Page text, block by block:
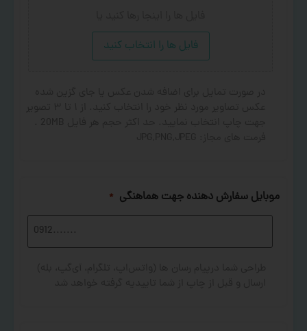
فایل ها را انتخاب کنید
موبایل سفارش دهنده جهت هماهنگی *